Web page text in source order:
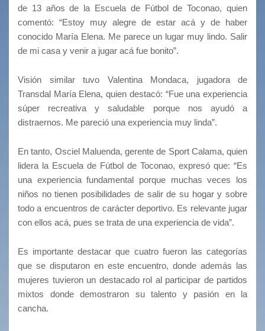
de 13 años de la Escuela de Fútbol de Toconao, quien
comentó: “Estoy muy alegre de estar acá y de haber
conocido María Elena. Me parece un lugar muy lindo. Salir
de mi casa y venir a jugar acá fue bonito”.
Visión similar tuvo Valentina Mondaca, jugadora de
Transdal María Elena, quien destacó: “Fue una experiencia
súper recreativa y saludable porque nos ayudó a
distraernos. Me pareció una experiencia muy linda”.
En tanto, Osciel Maluenda, gerente de Sport Calama, quien
lidera la Escuela de Fútbol de Toconao, expresó que: “Es
una experiencia fundamental porque muchas veces los
niños no tienen posibilidades de salir de su hogar y sobre
todo a encuentros de carácter deportivo. Es relevante jugar
con ellos acá, pues se trata de una experiencia de vida”.
Es importante destacar que cuatro fueron las categorías
que se disputaron en este encuentro, donde además las
mujeres tuvieron un destacado rol al participar de partidos
mixtos donde demostraron su talento y pasión en la
cancha.